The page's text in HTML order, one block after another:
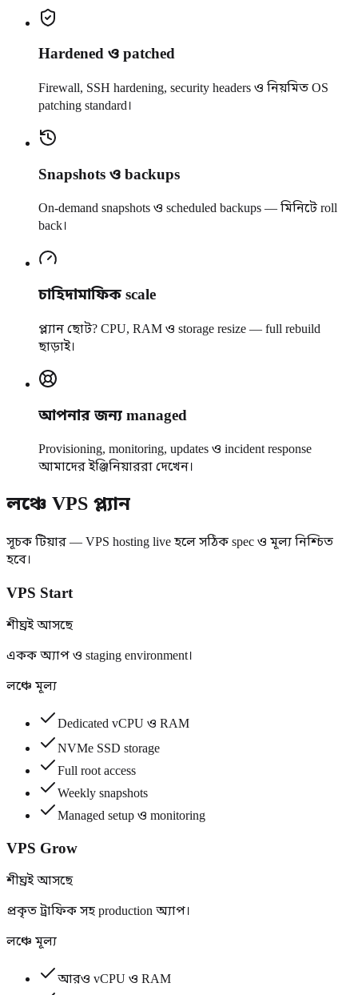
Hardened ও patched
Firewall, SSH hardening, security headers ও নিয়মিত OS
patching standard।
Snapshots ও backups
On-demand snapshots ও scheduled backups — মিনিটে roll
back।
চাহিদামাফিক scale
প্ল্যান ছোট? CPU, RAM ও storage resize — full rebuild
ছাড়াই।
আপনার জন্য managed
Provisioning, monitoring, updates ও incident response
আমাদের ইঞ্জিনিয়াররা দেখেন।
লঞ্চে VPS প্ল্যান
সূচক টিয়ার — VPS hosting live হলে সঠিক spec ও মূল্য নিশ্চিত
হবে।
VPS Start
শীঘ্রই আসছে
একক অ্যাপ ও staging environment।
লঞ্চে মূল্য
Dedicated vCPU ও RAM
NVMe SSD storage
Full root access
Weekly snapshots
Managed setup ও monitoring
VPS Grow
শীঘ্রই আসছে
প্রকৃত ট্রাফিক সহ production অ্যাপ।
লঞ্চে মূল্য
আরও vCPU ও RAM